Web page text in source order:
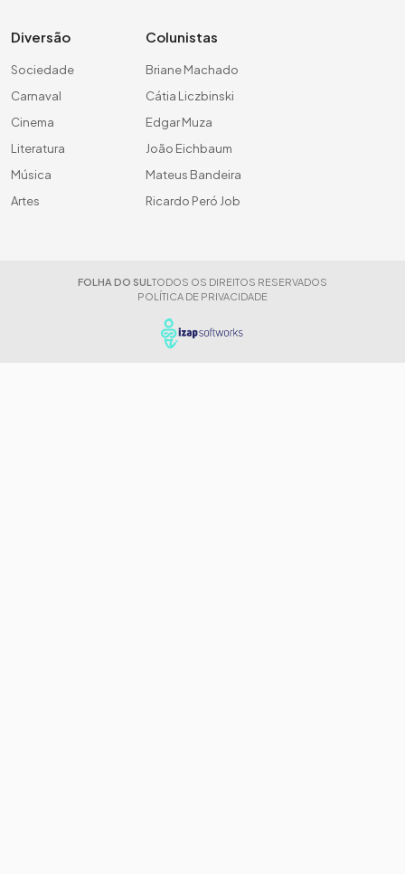
Diversão
Sociedade
Carnaval
Cinema
Literatura
Música
Artes
Colunistas
Briane Machado
Cátia Liczbinski
Edgar Muza
João Eichbaum
Mateus Bandeira
Ricardo Peró Job
FOLHA DO SUL TODOS OS DIREITOS RESERVADOS
POLÍTICA DE PRIVACIDADE